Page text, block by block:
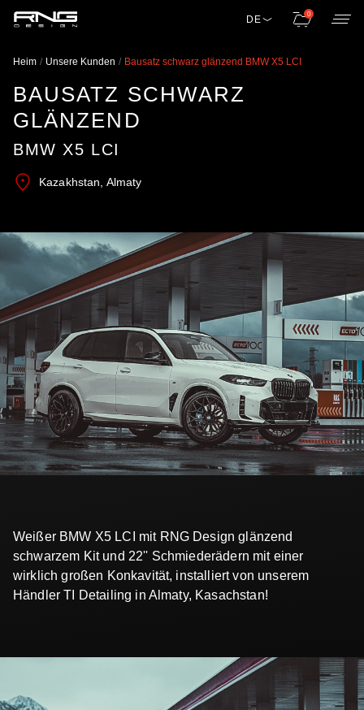
DE 0
Heim Unsere Kunden Bausatz schwarz glänzend BMW X5 LCI
BAUSATZ SCHWARZ
GLÄNZEND
BMW X5 LCI
Kazakhstan, Almaty
Weißer BMW X5 LCI mit RNG Design glänzend
schwarzem Kit und 22'' Schmiederädern mit einer
wirklich großen Konkavität, installiert von unserem
Händler TI Detailing in Almaty, Kasachstan!